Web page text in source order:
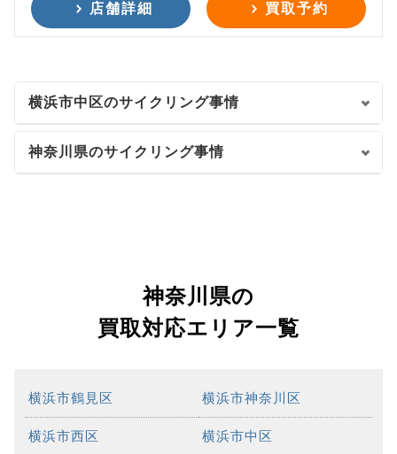
店舗詳細 買取予約
横浜市中区のサイクリング事情
神奈川県のサイクリング事情
神奈川県の
買取対応エリア一覧
横浜市鶴見区 横浜市神奈川区
横浜市西区 横浜市中区